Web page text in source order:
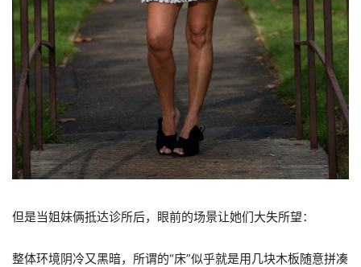
但是当姐妹俩抵达诊所后，眼前的场景让她们大失所望：
整体环境阴冷又黑暗，所谓的“床”似乎就是用几块木板随意拼凑